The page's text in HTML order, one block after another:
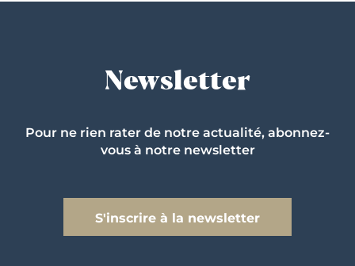
Newsletter
Pour ne rien rater de notre actualité, abonnez-
vous à notre newsletter
S'inscrire à la newsletter